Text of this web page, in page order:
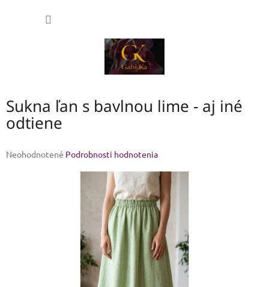
Sukna ľan s bavlnou lime - aj iné
odtiene
Priemerné
Neohodnotené Podrobnosti hodnotenia